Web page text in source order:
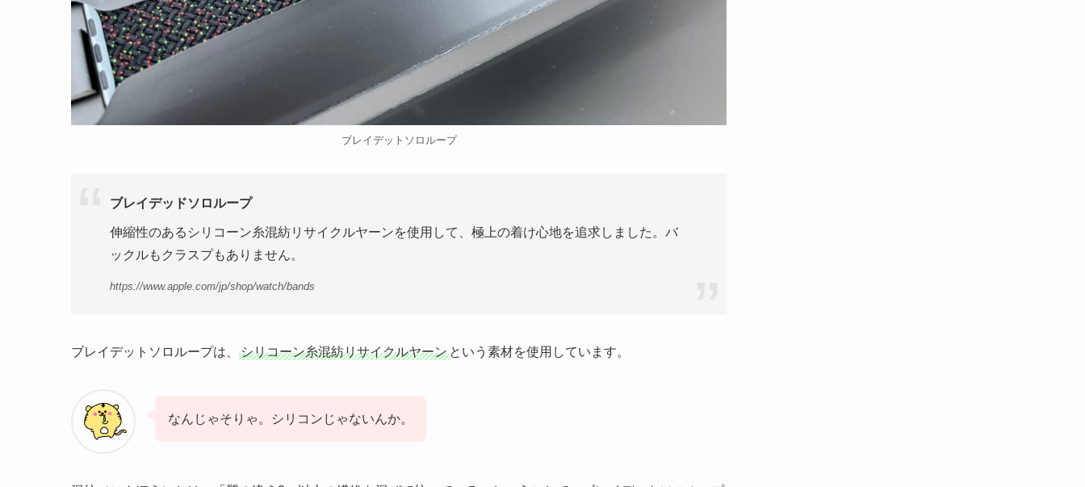
ブレイデットソロループ
ブレイデッドソロループ
伸縮性のあるシリコーン糸混紡リサイクルヤーンを使用して、極上の着け心地を追求しました。バ
ックルもクラスプもありません。
https://www.apple.com/jp/shop/watch/bands
ブレイデットソロループは、 シリコーン糸混紡リサイクルヤーン という素材を使用しています。
なんじゃそりゃ。シリコンじゃないんか。